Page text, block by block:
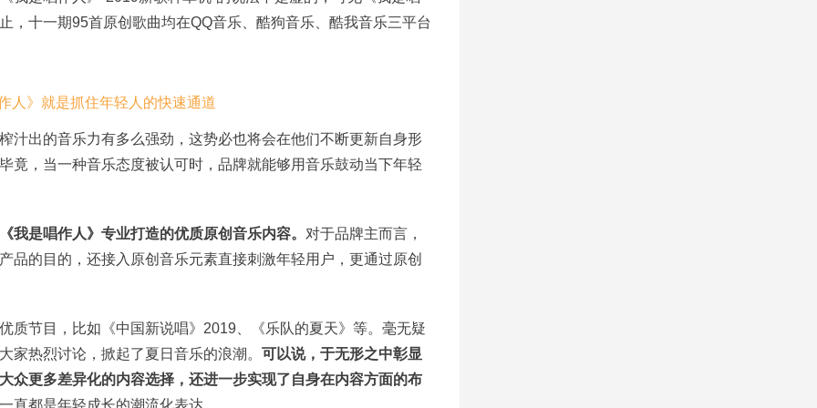
，十一期95首原创歌曲均在QQ音乐、酷狗音乐、酷我音乐三平台
汁出的音乐力有多么强劲，这势必也将会在他们不断更新自身形
竟，当一种音乐态度被认可时，品牌就能够用音乐鼓动当下年轻
我是唱作人》专业打造的优质原创音乐内容。 对于品牌主而言，
品的目的，还接入原创音乐元素直接刺激年轻用户，更通过原创
质节目，比如《中国新说唱》2019、《乐队的夏天》等。毫无疑
家热烈讨论，掀起了夏日音乐的浪潮。 可以说，于无形之中彰显
众更多差异化的内容选择，还进一步实现了自身在内容方面的布
直都是年轻成长的潮流化表达。